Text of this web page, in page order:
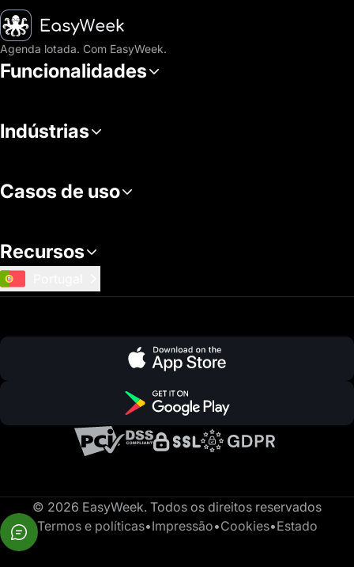
Página inicial
Agenda lotada. Com EasyWeek.
Funcionalidades
Indústrias
Casos de uso
Recursos
© 2026 EasyWeek. Todos os direitos reservados
Termos e políticas•Impressão•Cookies•Estado